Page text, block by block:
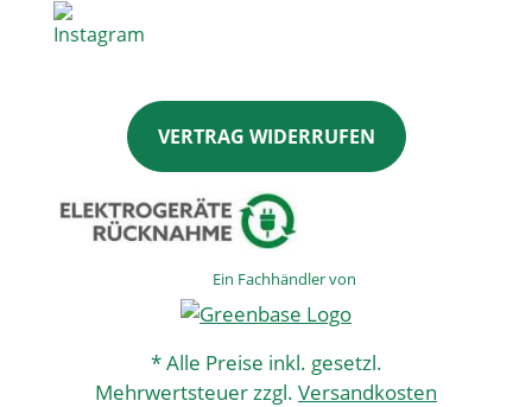
VERTRAG WIDERRUFEN
Ein Fachhändler von
* Alle Preise inkl. gesetzl.
Mehrwertsteuer zzgl. Versandkosten